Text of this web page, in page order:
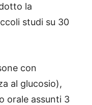
la
studi su 30
con
al glucosio),
orale assunti 3